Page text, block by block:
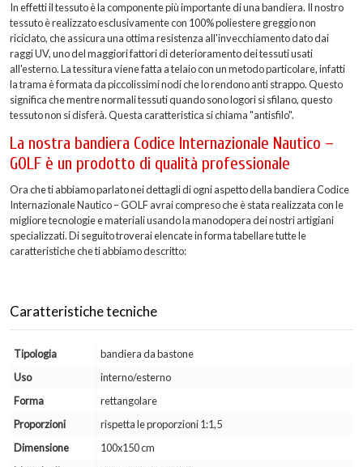
In effetti il tessuto è la componente più importante di una bandiera. Il nostro
tessuto è realizzato esclusivamente con 100% poliestere greggio non
riciclato, che assicura una ottima resistenza all'invecchiamento dato dai
raggi UV, uno del maggiori fattori di deterioramento dei tessuti usati
all'esterno. La tessitura viene fatta a telaio con un metodo particolare, infatti
la trama è formata da piccolissimi nodi che lo rendono anti strappo. Questo
significa che mentre normali tessuti quando sono logori si sfilano, questo
tessuto non si disferà. Questa caratteristica si chiama "antisfilo".
La nostra bandiera Codice Internazionale Nautico –
GOLF è un prodotto di qualità professionale
Ora che ti abbiamo parlato nei dettagli di ogni aspetto della bandiera Codice
Internazionale Nautico – GOLF avrai compreso che è stata realizzata con le
migliore tecnologie e materiali usando la manodopera dei nostri artigiani
specializzati. Di seguito troverai elencate in forma tabellare tutte le
caratteristiche che ti abbiamo descritto:
Caratteristiche tecniche
Tipologia
bandiera da bastone
Uso
interno/esterno
Forma
rettangolare
Proporzioni
rispetta le proporzioni 1:1,5
Dimensione
100x150 cm